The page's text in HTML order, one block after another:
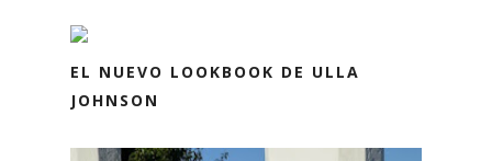
EL NUEVO LOOKBOOK DE ULLA
JOHNSON